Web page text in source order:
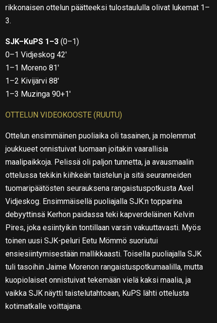
rikkonaisen ottelun päätteeksi tulostaululla olivat lukemat 1–
3.
SJK–KuPS 1–3 (0–1)
0–1 Vidjeskog 42′
1–1 Moreno 81′
1–2 Kivijärvi 88′
1–3 Muzinga 90+1′
OTTELUN VIDEOKOOSTE (RUUTU)
Ottelun ensimmäinen puoliaika oli tasainen, ja molemmat
joukkueet onnistuivat luomaan joitakin vaarallisia
maalipaikkoja. Pelissä oli paljon tunnetta, ja avausmaalin
ottelussa tekikin kiihkeän taistelun ja sitä seuranneiden
tuomaripäätösten seurauksena rangaistuspotkusta Axel
Vidjeskog. Ensimmäisellä puoliajalla SJK:n topparina
debyyttinsä Kerhon paidassa teki kapverdeläinen Kelvin
Pires, joka esiintyikin tontillaan varsin vakuuttavasti. Myös
toinen uusi SJK-peluri Eetu Mömmö suoriutui
ensiesiintymisestään mallikkaasti. Toisella puoliajalla SJK
tuli tasoihin Jaime Morenon rangaistuspotkumaalilla, mutta
kuopiolaiset onnistuivat tekemään vielä kaksi maalia, ja
vaikka SJK näytti taistelutahtoaan, KuPS lähti ottelusta
kotimatkalle voittajana.